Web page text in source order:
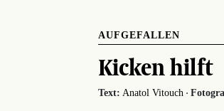
AUFGEFALLEN
Kicken hilft
Text: Anatol Vitouch·